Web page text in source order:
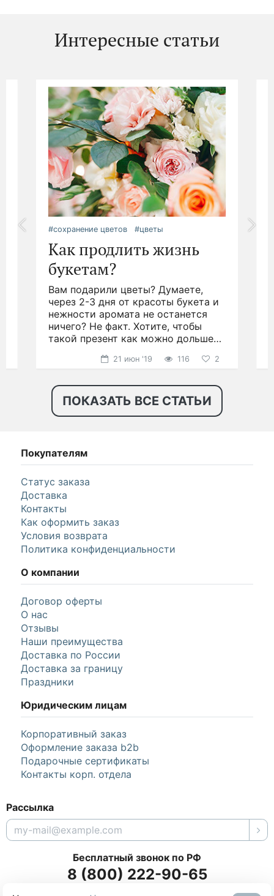
Интересные статьи
#сохранение цветов #цветы
Как продлить жизнь
букетам?
Вам подарили цветы? Думаете,
через 2-3 дня от красоты букета и
нежности аромата не останется
ничего? Не факт. Хотите, чтобы
такой презент как можно дольше
21 июн '19 116 2
ПОКАЗАТЬ ВСЕ СТАТЬИ
Покупателям
Статус заказа
Доставка
Контакты
Как оформить заказ
Условия возврата
Политика конфиденциальности
О компании
Договор оферты
О нас
Отзывы
Наши преимущества
Доставка по России
Доставка за границу
Праздники
Юридическим лицам
Корпоративный заказ
Оформление заказа b2b
Подарочные сертификаты
Контакты корп. отдела
Рассылка
Бесплатный звонок по РФ
8 (800) 222-90-65